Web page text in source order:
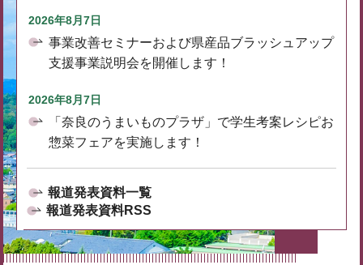
2026年8月7日
事業改善セミナーおよび県産品ブラッシュアップ
支援事業説明会を開催します！
2026年8月7日
「奈良のうまいものプラザ」で学生考案レシピお
惣菜フェアを実施します！
報道発表資料一覧
報道発表資料RSS